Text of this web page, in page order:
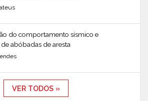
do comportamento sísmico e
abóbadas de aresta
VER TODOS »